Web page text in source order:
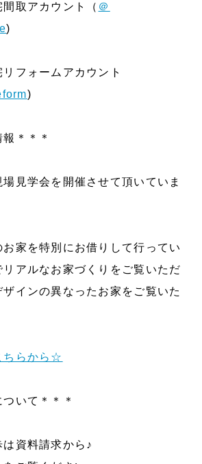
取アカウント（ ＠
)
フォームアカウント
)
＊＊＊
見学会を開催させて頂いていま
家を特別にお借りして行ってい
リアルなお家づくりをご覧いただ
インの異なったお家をご覧いた
ちらから☆
いて＊＊＊
資料請求から♪